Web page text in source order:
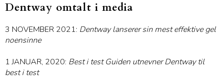
Dentway omtalt i media
3 NOVEMBER 2021: Dentway lanserer sin mest effektive gel
noensinne
1 JANUAR, 2020: Best i test Guiden utnevner Dentway til
best i test